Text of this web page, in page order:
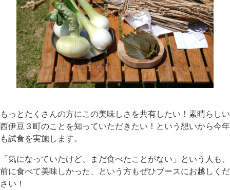
もっとたくさんの方にこの美味しさを共有したい！素晴らしい
西伊豆３町のことを知っていただきたい！という想いから今年
も試食を実施します。
「気になっていたけど、まだ食べたことがない」という人も、
前に食べて美味しかった、という方もぜひブースにお越しくだ
さい！